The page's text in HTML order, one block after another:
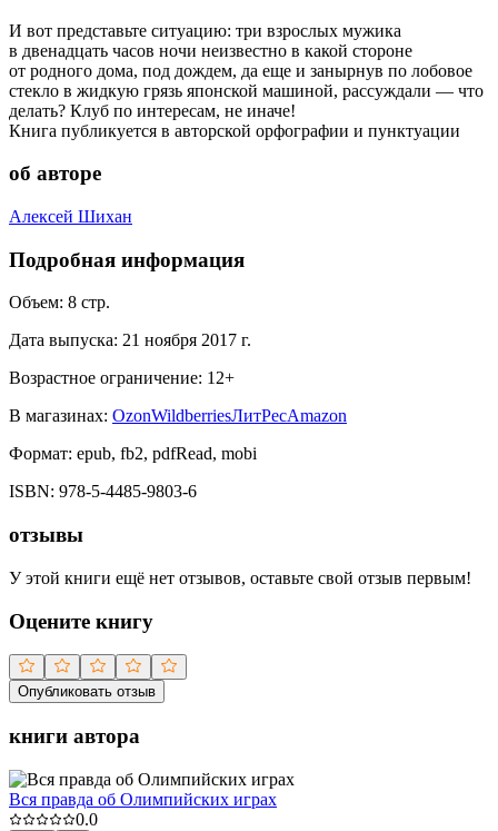
И вот представьте ситуацию: три взрослых мужика
в двенадцать часов ночи неизвестно в какой стороне
от родного дома, под дождем, да еще и занырнув по лобовое
стекло в жидкую грязь японской машиной, рассуждали — что
делать? Клуб по интересам, не иначе!
Книга публикуется в авторской орфографии и пунктуации
об авторе
Алексей Шихан
Подробная информация
Объем: 8 стр.
Дата выпуска: 21 ноября 2017 г.
Возрастное ограничение: 12+
В магазинах: OzonWildberriesЛитРесAmazon
Формат: epub, fb2, pdfRead, mobi
ISBN: 978-5-4485-9803-6
отзывы
У этой книги ещё нет отзывов, оставьте свой отзыв первым!
Оцените книгу
Опубликовать отзыв
книги автора
Вся правда об Олимпийских играх
0.0